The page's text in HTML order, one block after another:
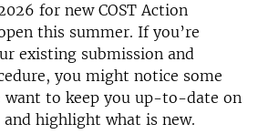
for new COST Action
this summer. If you’re
existing submission and
you might notice some
want to keep you up-to-date on
highlight what is new.